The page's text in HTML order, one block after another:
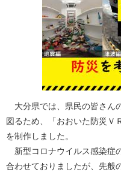
大分県では、県民の皆さん
図るため、「おおいた防災Ｖ
を制作しました。
新型コロナウイルス感染症
合わせておりましたが、先般